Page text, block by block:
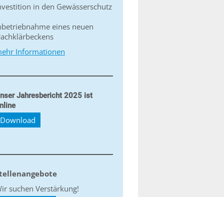
in den Gewässerschutz
eines neuen
Informationen
Jahresbericht 2025 ist
Download
suchen Verstärkung!